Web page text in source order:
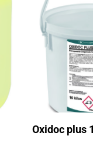
Oxidoc plus